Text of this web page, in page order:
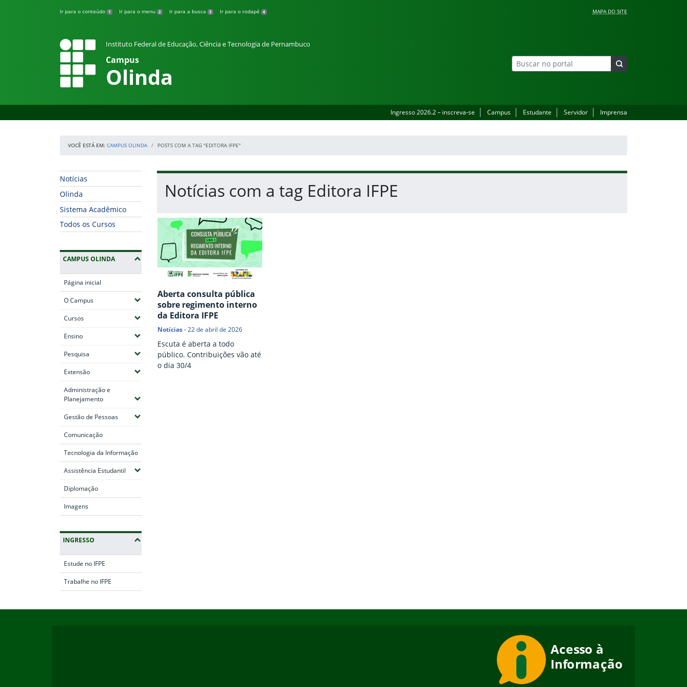
Ir para o conteúdo 1 Ir para o menu 2 Ir para a busca 3 Ir para o rodapé 4 MAPA DO SITE
Instituto Federal de Educação, Ciência e Tecnologia de Pernambuco
Campus
Olinda
Ingresso 2026.2 – inscreva-se Campus Estudante Servidor Imprensa
VOCÊ ESTÁ EM: CAMPUS OLINDA POSTS COM A TAG "EDITORA IFPE"
Início da navegação
Notícias
Olinda
Sistema Acadêmico
Todos os Cursos
CAMPUS OLINDA
Página inicial
O Campus(Expandir submenus)
Cursos(Expandir submenus)
Ensino(Expandir submenus)
Pesquisa (Expandir submenus)
Extensão(Expandir submenus)
Administração e
Planejamento(Expandir submenus)
Gestão de Pessoas(Expandir submenus)
Comunicação
Tecnologia da Informação
Assistência Estudantil (Expandir submenus)
Diplomação
Imagens
INGRESSO
Estude no IFPE
Trabalhe no IFPE
Início do conteúdo
Notícias com a tag Editora IFPE
Aberta consulta pública
sobre regimento interno
da Editora IFPE
Notícias-22 de abril de 2026
Escuta é aberta a todo
público. Contribuições vão até
o dia 30/4